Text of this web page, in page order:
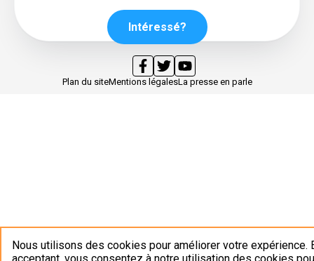
Nous utilisons des cookies pour améliorer votre expérience.
Intéressé?
Plan du siteMentions légalesLa presse en parle